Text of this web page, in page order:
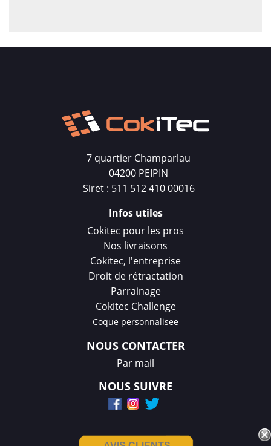
7 quartier Champarlau
04200 PEIPIN
Siret : 511 512 410 00016
Infos utiles
Cokitec pour les pros
Nos livraisons
Cokitec, l'entreprise
Droit de rétractation
Parrainage
Cokitec Challenge
Coque personnalisee
NOUS CONTACTER
Par mail
NOUS SUIVRE